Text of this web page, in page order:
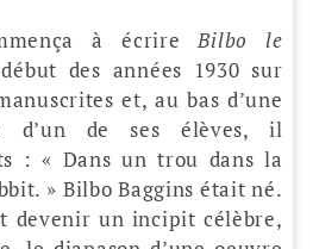
à écrireBilbo le
des années 1930 sur
et, au bas d’une
d’un de ses élèves, il
: « Dans un trou dans la
» Bilbo Baggins était né.
devenir un incipit célèbre,